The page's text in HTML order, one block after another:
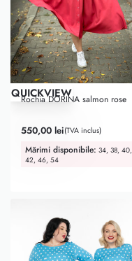
QUICKVIEW
Rochia DORINA salmon rose
Evaluat la 5.00din 5
550,00 lei(TVA inclus)
Mărimi disponibile: 34, 38, 40,
42, 46, 54